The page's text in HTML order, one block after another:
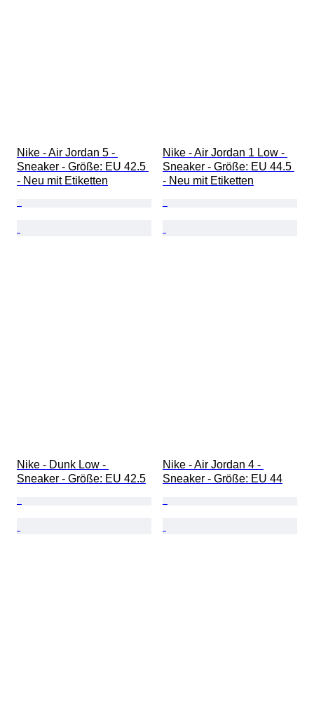
Nike - Air Jordan 5 -
Sneaker - Größe: EU 42.5
- Neu mit Etiketten
Nike - Air Jordan 1 Low -
Sneaker - Größe: EU 44.5
- Neu mit Etiketten
Nike - Dunk Low -
Sneaker - Größe: EU 42.5
Nike - Air Jordan 4 -
Sneaker - Größe: EU 44